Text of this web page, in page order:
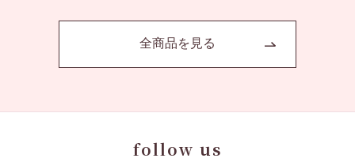
全商品を見る
follow us